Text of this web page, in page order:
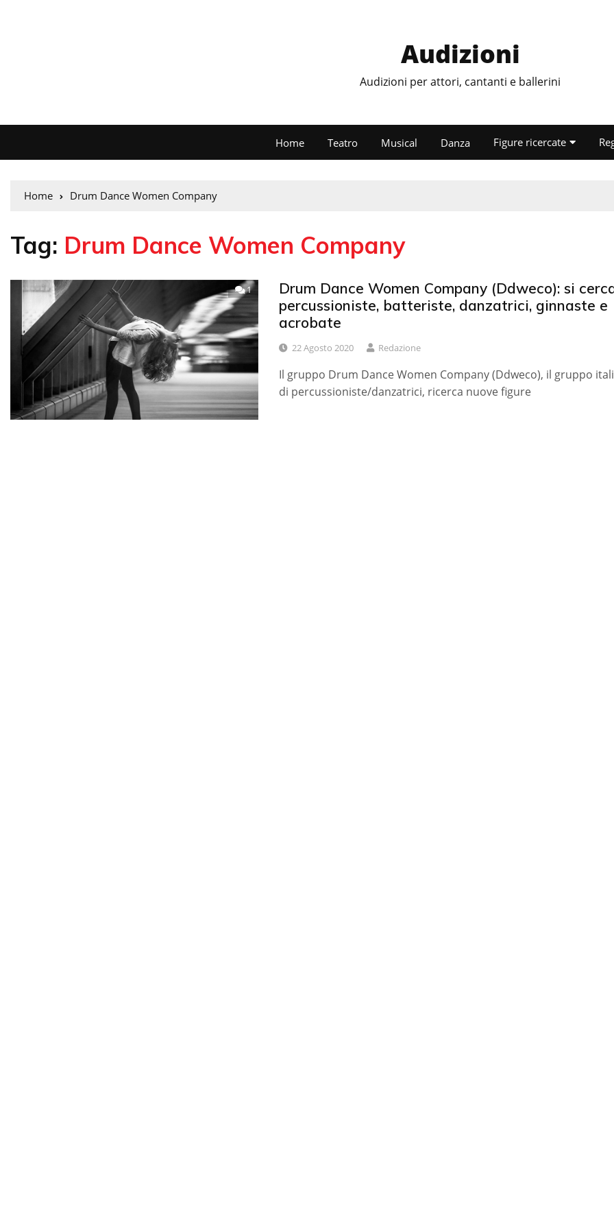
Audizioni
Audizioni per attori, cantanti e ballerini
Home Teatro Musical Danza Figure ricercate
Home Drum Dance Women Company
Tag: Drum Dance Women Company
1
Drum Dance Women Company (Ddweco): si
percussioniste, batteriste, danzatrici, ginnaste e
acrobate
22 Agosto 2020 Redazione
Il gruppo Drum Dance Women Company (Ddweco), il gruppo
di percussioniste/danzatrici, ricerca nuove figure